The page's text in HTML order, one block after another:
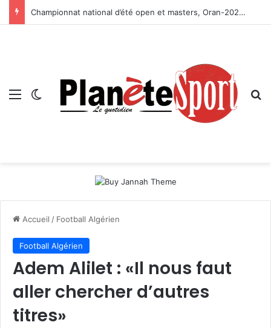
Championnat national d’été open et masters, Oran-2026 — Le CRB s’adjuge le titre
Menu Switch skin
Accueil / Football Algérien
Football Algérien
Adem Alilet : «Il nous faut
aller chercher d’autres
titres»